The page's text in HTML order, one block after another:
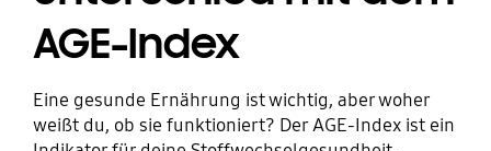
AGE-Index
Eine gesunde Ernährung ist wichtig, aber woher
weißt du, ob sie funktioniert? Der AGE-Index ist ein